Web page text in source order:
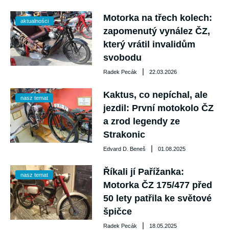
aktualności
Motorka na třech kolech:
zapomenutý vynález ČZ,
který vrátil invalidům
svobodu
Radek Pecák | 22.03.2026
nasz temat
Kaktus, co nepíchal, ale
jezdil: První motokolo ČZ
a zrod legendy ze
Strakonic
Edvard D. Beneš | 01.08.2025
nasz temat
Říkali jí Pařížanka:
Motorka ČZ 175/477 před
50 lety patřila ke světové
špičce
Radek Pecák | 18.05.2025